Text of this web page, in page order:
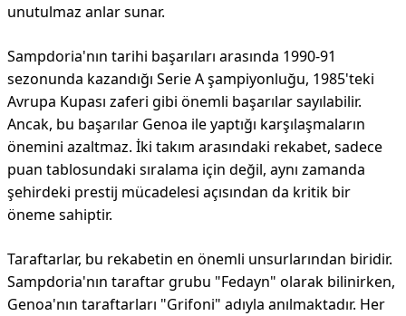
unutulmaz anlar sunar.
Sampdoria'nın tarihi başarıları arasında 1990-91
sezonunda kazandığı Serie A şampiyonluğu, 1985'teki
Avrupa Kupası zaferi gibi önemli başarılar sayılabilir.
Ancak, bu başarılar Genoa ile yaptığı karşılaşmaların
önemini azaltmaz. İki takım arasındaki rekabet, sadece
puan tablosundaki sıralama için değil, aynı zamanda
şehirdeki prestij mücadelesi açısından da kritik bir
öneme sahiptir.
Taraftarlar, bu rekabetin en önemli unsurlarından biridir.
Sampdoria'nın taraftar grubu "Fedayn" olarak bilinirken,
Genoa'nın taraftarları "Grifoni" adıyla anılmaktadır. Her